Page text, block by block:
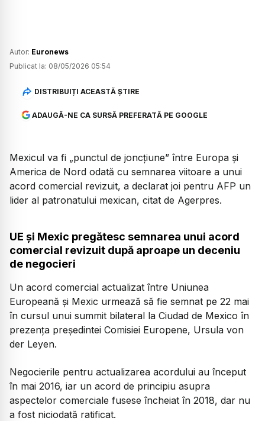
Autor: Euronews
Publicat la: 08/05/2026 05:54
DISTRIBUIȚI ACEASTĂ ȘTIRE
ADAUGĂ-NE CA SURSĂ PREFERATĂ PE GOOGLE
Mexicul va fi „punctul de joncțiune” între Europa și
America de Nord odată cu semnarea viitoare a unui
acord comercial revizuit, a declarat joi pentru AFP un
lider al patronatului mexican, citat de Agerpres.
UE și Mexic pregătesc semnarea unui acord
comercial revizuit după aproape un deceniu
de negocieri
Un acord comercial actualizat între Uniunea
Europeană și Mexic urmează să fie semnat pe 22 mai
în cursul unui summit bilateral la Ciudad de Mexico în
prezența președintei Comisiei Europene, Ursula von
der Leyen.
Negocierile pentru actualizarea acordului au început
în mai 2016, iar un acord de principiu asupra
aspectelor comerciale fusese încheiat în 2018, dar nu
a fost niciodată ratificat.